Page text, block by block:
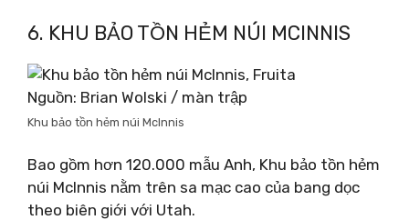
6. KHU BẢO TỒN HẺM NÚI MCINNIS
Nguồn: Brian Wolski / màn trập
Khu bảo tồn hẻm núi McInnis
Bao gồm hơn 120.000 mẫu Anh, Khu bảo tồn hẻm
núi McInnis nằm trên sa mạc cao của bang dọc
theo biên giới với Utah.